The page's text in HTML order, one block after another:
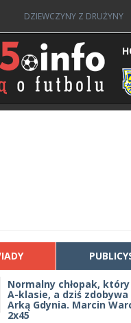
DZIEWCZYNY Z DRUŻYNY
Normalny chłopak, który
A-klasie, a dziś
Arką Gdynia. Marcin
2x45